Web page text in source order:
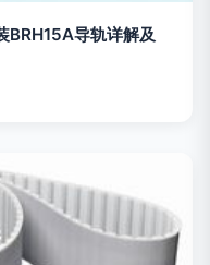
BRH15A导轨详解及